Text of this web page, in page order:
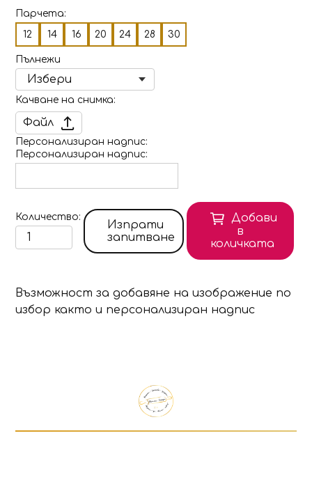
Парчета:
12
14 16 20 24 28 30
Пълнежи
Качване на снимка
Файл
Персонализиран надпис
Персонализиран надпис
Количество
Изпрати
запитване
Добави
в
количката
Възможност за добавяне на изображение по
избор както и персонализиран надпис